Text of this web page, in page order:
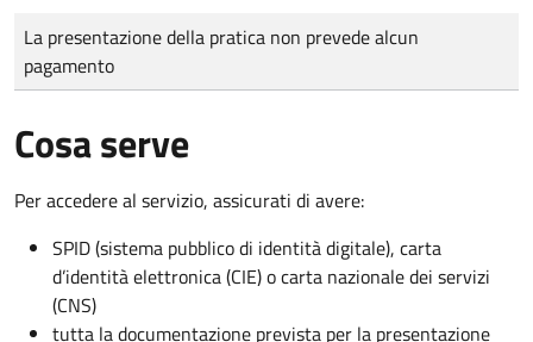
Tipo di pagamento
Importo
La presentazione della pratica non prevede alcun
pagamento
Cosa serve
Per accedere al servizio, assicurati di avere:
SPID (sistema pubblico di identità digitale), carta
d’identità elettronica (CIE) o carta nazionale dei servizi
(CNS)
tutta la documentazione prevista per la presentazione